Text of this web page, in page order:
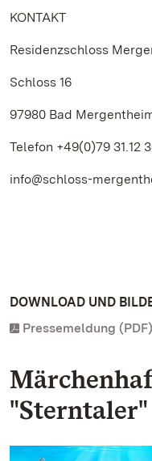
KONTAKT
Residenzschloss
Schloss 16
97980 Bad
Telefon +49(0)79 31.12
info@schloss-
DOWNLOAD UND
Pressemeldung (PDF)
"Sterntaler"